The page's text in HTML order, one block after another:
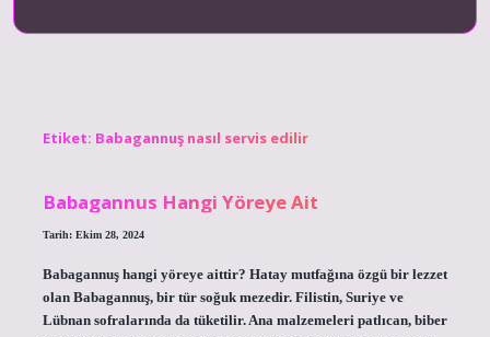
Etiket: Babagannuş nasıl servis edilir
Babagannus Hangi Yöreye Ait
Tarih: Ekim 28, 2024
Babagannuş hangi yöreye aittir? Hatay mutfağına özgü bir lezzet
olan Babagannuş, bir tür soğuk mezedir. Filistin, Suriye ve
Lübnan sofralarında da tüketilir. Ana malzemeleri patlıcan, biber